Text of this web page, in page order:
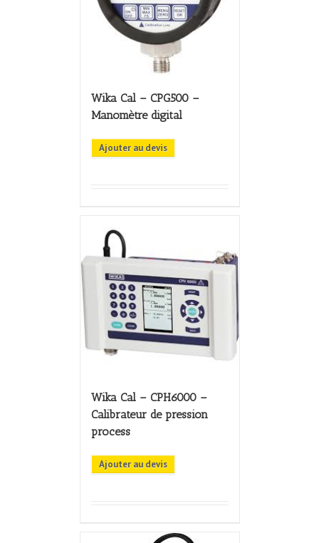
Wika Cal – CPG500 –
Manomètre digital
Ajouter au devis
Wika Cal – CPH6000 –
Calibrateur de pression
process
Ajouter au devis